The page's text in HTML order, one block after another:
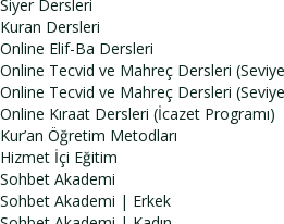
Siyer Dersleri
Kuran Dersleri
Online Elif-Ba Dersleri
Online Tecvid ve Mahreç Dersleri
Online Tecvid ve Mahreç Dersleri
Online Kıraat Dersleri (İcazet Programı)
Kur’an Öğretim Metodları
Hizmet İçi Eğitim
Sohbet Akademi
Sohbet Akademi | Erkek